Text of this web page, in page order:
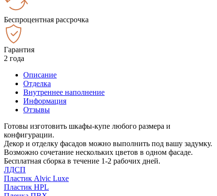
Беспроцентная рассрочка
Гарантия
2 года
Описание
Отделка
Внутреннее наполнение
Информация
Отзывы
Готовы изготовить шкафы-купе любого размера и
конфигурации.
Декор и отделку фасадов можно выполнить под вашу задумку.
Возможно сочетание нескольких цветов в одном фасаде.
Бесплатная сборка в течение 1-2 рабочих дней.
ЛДСП
Пластик Alvic Luxe
Пластик HPL